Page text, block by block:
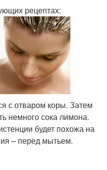
рецептах:
с отваром коры. Затем
немного сока лимона.
будет похожа на
– перед мытьем.